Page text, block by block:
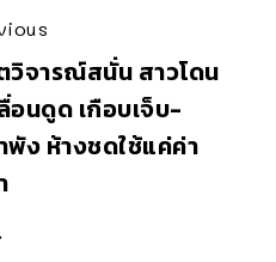
วิจารณ์สนั่น สาวโดน
อนดูด เกือบเจ็บ-
พัง ห้างชดใช้แค่ค่า